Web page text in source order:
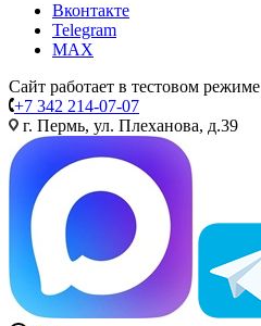
Вконтакте
Telegram
MAX
Сайт работает в тестовом режиме
+7 342 214-07-07
г. Пермь, ул. Плеханова, д.39